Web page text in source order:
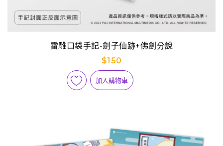
雷雕口袋手記-劍子仙跡+佛劍分說
$150
加入購物車